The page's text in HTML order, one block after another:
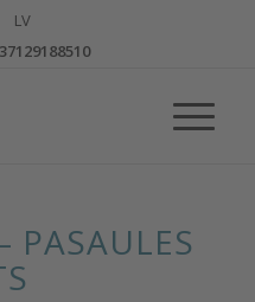
PASAULES